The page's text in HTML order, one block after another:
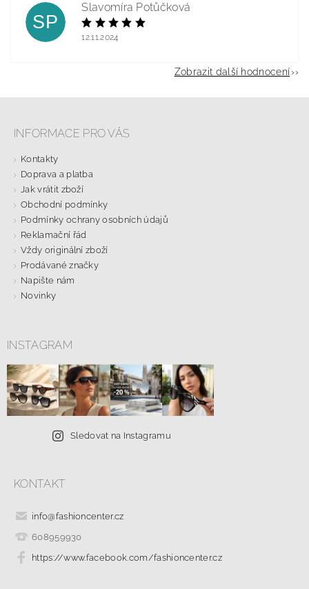
SP
Slavomíra Potůčková
12.11.2024
Zobrazit další hodnocení
INFORMACE PRO VÁS
Kontakty
Doprava a platba
Jak vrátit zboží
Obchodní podmínky
Podmínky ochrany osobních údajů
Reklamační řád
Vždy originální zboží
Prodávané značky
Napište nám
Novinky
INSTAGRAM
Sledovat na Instagramu
KONTAKT
info@fashioncenter.cz
608959930
https://www.facebook.com/fashioncenter.cz